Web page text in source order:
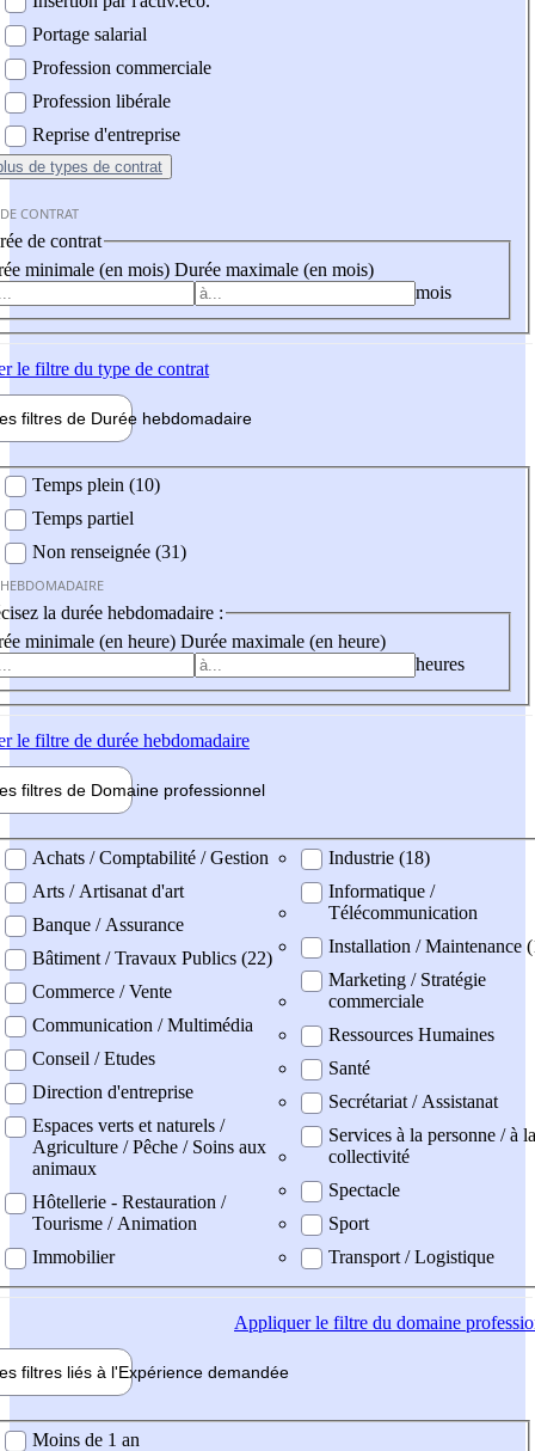
Portage salarial
Profession commerciale
Profession libérale
Reprise d'entreprise
de types de contrat
CONTRAT
de contrat
minimale (en mois) Durée maximale (en mois)
mois
le filtre du type de contrat
filtres de Durée hebdomadaire
Temps plein (10)
Temps partiel
Non renseignée (31)
la durée hebdomadaire :
minimale (en heure) Durée maximale (en heure)
heures
le filtre de durée hebdomadaire
filtres de Domaine professionnel
professionel
Achats / Comptabilité / Gestion
Arts / Artisanat d'art
Banque / Assurance
Bâtiment / Travaux Publics (22)
Commerce / Vente
Communication / Multimédia
Conseil / Etudes
Direction d'entreprise
Espaces verts et naturels /
Agriculture / Pêche / Soins aux
animaux
Hôtellerie - Restauration /
Tourisme / Animation
Immobilier
Industrie (18)
Informatique /
Télécommunication
Installation / Maintenance
Marketing / Stratégie
commerciale
Ressources Humaines
Santé
Secrétariat / Assistanat
Services à la personne / à la
collectivité
Spectacle
Sport
Transport / Logistique
Appliquerle filtre du domaine
filtres liés à l'Expérience demandée
demandée
Moins de 1 an